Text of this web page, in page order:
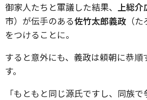
御家人たちと軍議した結果、 上総介
市）が伝手のある佐竹太郎義政 （
をつけることに。
すると意外にも、義政は頼朝に恭順
す。
「もともと同じ源氏ですし、同族